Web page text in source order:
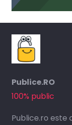
Publice.RO
100% public
Publice.ro